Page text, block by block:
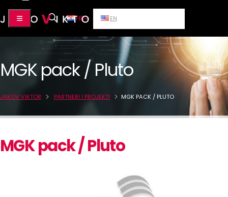
HR EN
MGK pack / Pluto
JAKOV VIKTOR PARTNERI I PROJEKTI MGK PACK / PLUTO
MGK pack / Pluto